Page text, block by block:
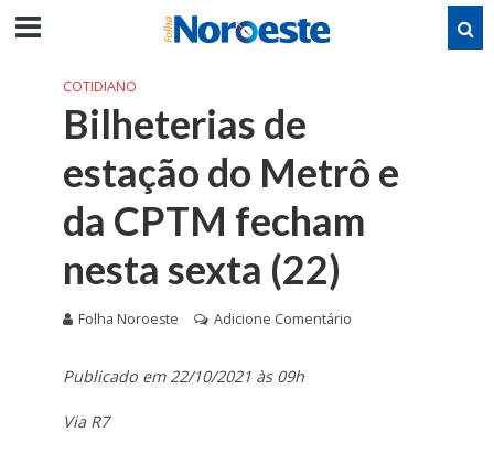
COTIDIANO
Bilheterias de
estação do Metrô e
da CPTM fecham
nesta sexta (22)
Folha Noroeste Adicione Comentário
Publicado em 22/10/2021 às 09h
Via R7